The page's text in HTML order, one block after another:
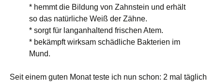
* hemmt die Bildung von Zahnstein und erhält
so das natürliche Weiß der Zähne.
* sorgt für langanhaltend frischen Atem.
* bekämpft wirksam schädliche Bakterien im
Mund.
Seit einem guten Monat teste ich nun schon: 2 mal täglich